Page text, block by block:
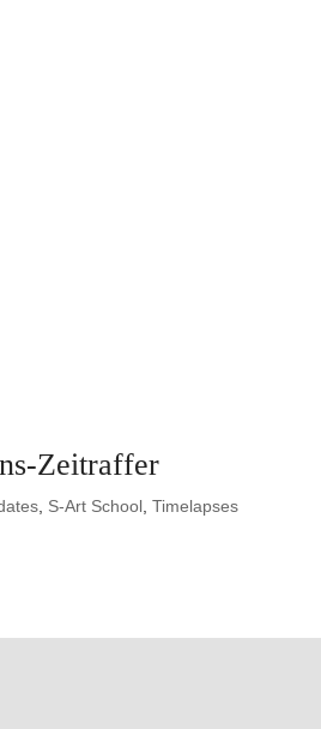
Zeitraffer
S-Art School ,Timelapses